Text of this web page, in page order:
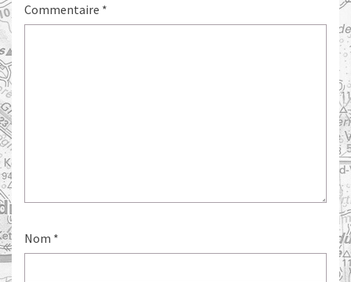
Commentaire *
Nom *